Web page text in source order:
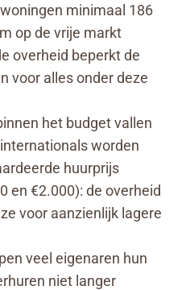
minimaal 186
op de vrije markt
overheid beperkt de
voor alles onder deze
het budget vallen
worden
huurprijs
en €2.000): de overheid
voor aanzienlijk lagere
veel eigenaren hun
niet langer